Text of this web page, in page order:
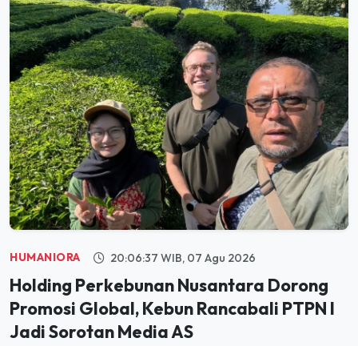
HUMANIORA 20:06:37 WIB, 07 Agu 2026
Holding Perkebunan Nusantara Dorong
Promosi Global, Kebun Rancabali PTPN I
Jadi Sorotan Media AS